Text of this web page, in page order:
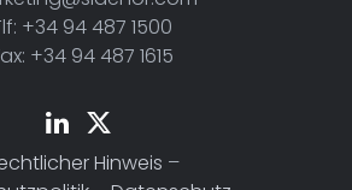
+34 94 487 1500
+34 94 487 1615
Hinweis –